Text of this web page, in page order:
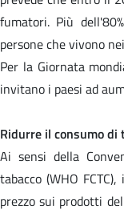
fumatori. Più
persone che vivono
Per la Giornata
invitano i paesi ad
Ridurre il consumo di
Ai sensi della
tabacco (WHO
prezzo sui prodotti